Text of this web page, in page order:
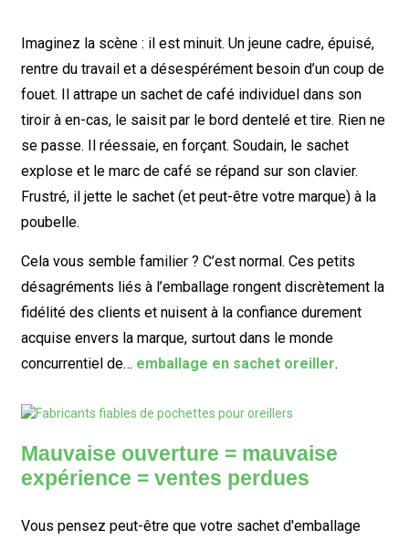
Imaginez la scène : il est minuit. Un jeune cadre, épuisé,
rentre du travail et a désespérément besoin d’un coup de
fouet. Il attrape un sachet de café individuel dans son
tiroir à en-cas, le saisit par le bord dentelé et tire. Rien ne
se passe. Il réessaie, en forçant. Soudain, le sachet
explose et le marc de café se répand sur son clavier.
Frustré, il jette le sachet (et peut-être votre marque) à la
poubelle.
Cela vous semble familier ? C’est normal. Ces petits
désagréments liés à l’emballage rongent discrètement la
fidélité des clients et nuisent à la confiance durement
acquise envers la marque, surtout dans le monde
concurrentiel de… emballage en sachet oreiller.
Mauvaise ouverture = mauvaise
expérience = ventes perdues
Vous pensez peut-être que votre sachet d'emballage